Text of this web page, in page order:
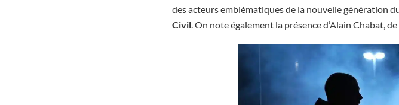
des acteurs emblématiques de la nouvelle génération
Civil. On note également la présence d’Alain Chabat,